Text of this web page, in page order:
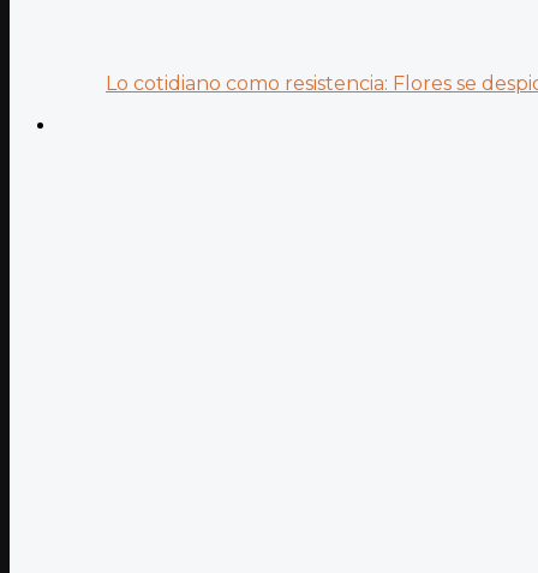
Lo cotidiano como resistencia: Flores se